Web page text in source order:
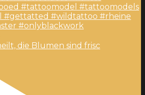
die Blumen sind frisc